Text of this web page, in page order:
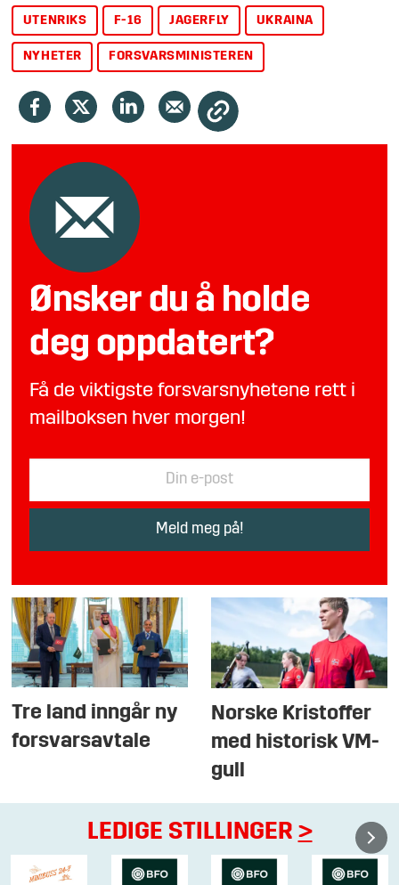
UTENRIKS F-16 JAGERFLY UKRAINA
NYHETER FORSVARSMINISTEREN
Ønsker du å holde
deg oppdatert?
Få de viktigste forsvarsnyhetene rett i
mailboksen hver morgen!
Tre land inngår ny
forsvarsavtale
Norske Kristoffer
med historisk VM-
gull
LEDIGE STILLINGER >